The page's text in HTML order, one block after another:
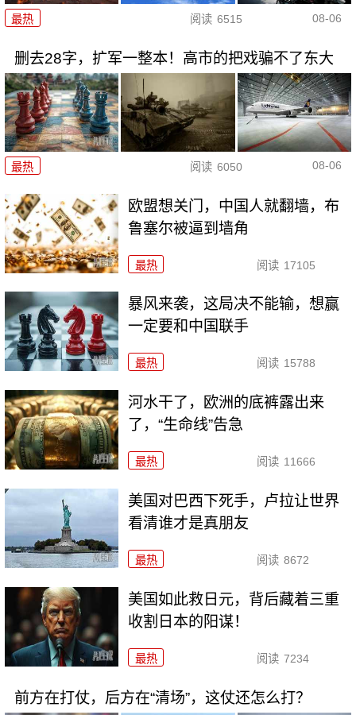
最热 阅读 6515 08-06
删去28字，扩军一整本！高市的把戏骗不了东大
最热 阅读 6050 08-06
欧盟想关门，中国人就翻墙，布
鲁塞尔被逼到墙角
最热 阅读 17105
暴风来袭，这局决不能输，想赢
一定要和中国联手
最热 阅读 15788
河水干了，欧洲的底裤露出来
了，“生命线”告急
最热 阅读 11666
美国对巴西下死手，卢拉让世界
看清谁才是真朋友
最热 阅读 8672
美国如此救日元，背后藏着三重
收割日本的阳谋！
最热 阅读 7234
前方在打仗，后方在“清场”，这仗还怎么打？